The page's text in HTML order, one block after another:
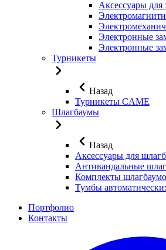
Аксессуары для
Электронные
Электронные
Турникеты
Назад
Турникеты CAME
Шлагбаумы
Назад
Аксессуары для
Антивандальные
Комплекты
Тумбы
Портфолио
Контакты